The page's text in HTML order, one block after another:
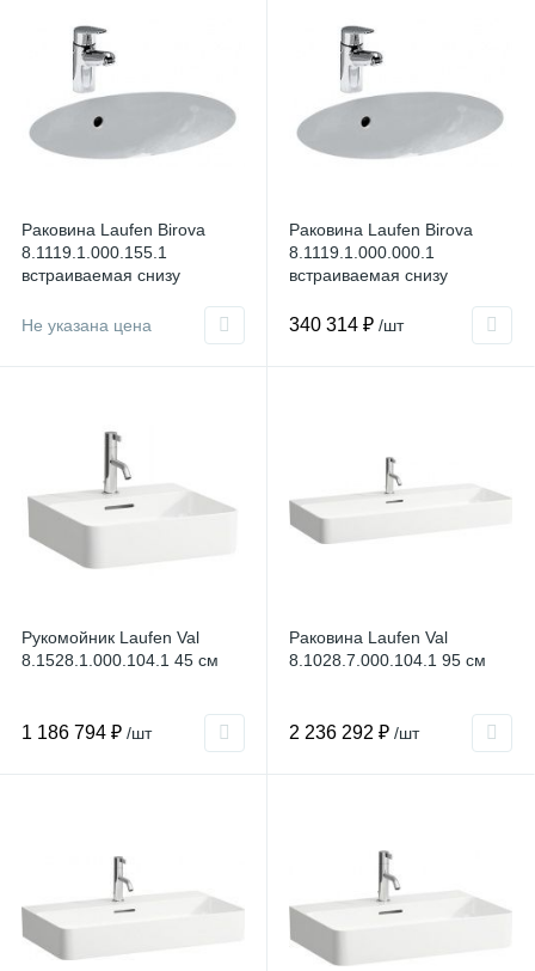
Раковина Laufen Birova
8.1119.1.000.155.1
встраиваемая снизу
Не указана цена
Раковина Laufen Birova
8.1119.1.000.000.1
встраиваемая снизу
340 314 ₽ /шт
Рукомойник Laufen Val
8.1528.1.000.104.1 45 см
1 186 794 ₽ /шт
Раковина Laufen Val
8.1028.7.000.104.1 95 см
2 236 292 ₽ /шт